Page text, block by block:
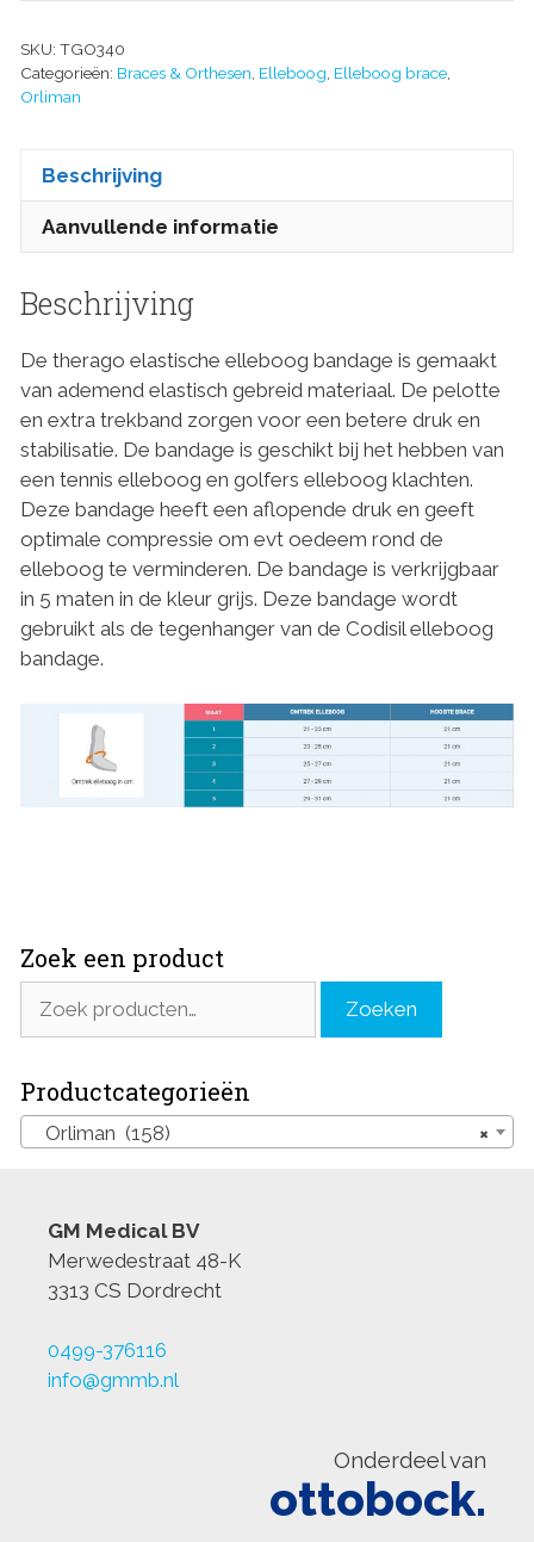
SKU: TGO340
Categorieën: Braces & Orthesen Elleboog Elleboog brace
Orliman
Beschrijving
Aanvullende informatie
Beschrijving
De therago elastische elleboog bandage is gemaakt
van ademend elastisch gebreid materiaal. De pelotte
en extra trekband zorgen voor een betere druk en
stabilisatie. De bandage is geschikt bij het hebben van
een tennis elleboog en golfers elleboog klachten.
Deze bandage heeft een aflopende druk en geeft
optimale compressie om evt oedeem rond de
elleboog te verminderen. De bandage is verkrijgbaar
in 5 maten in de kleur grijs. Deze bandage wordt
gebruikt als de tegenhanger van de Codisil elleboog
bandage.
Zoek een product
naar:
Zoeken
Productcategorieën
×
Orliman (158)
GM Medical BV
Merwedestraat 48-K
3313 CS Dordrecht
0499-376116
info@gmmb.nl
Onderdeel van
ottobock.